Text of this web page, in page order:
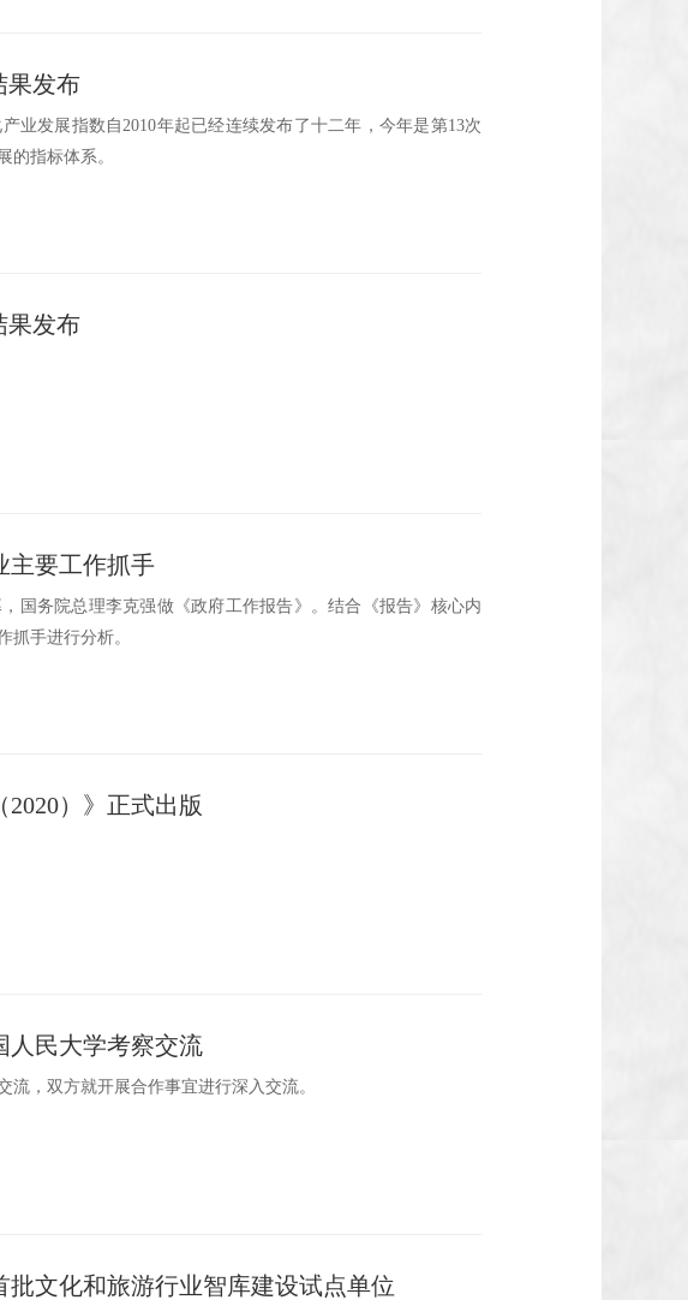
果发布
业发展指数自2010年起已经连续发布了十二年，今年是第13次
的指标体系。
果发布
主要工作抓手
国务院总理李克强做《政府工作报告》。结合《报告》核心内
抓手进行分析。
2020）》正式出版
人民大学考察交流
，双方就开展合作事宜进行深入交流。
文化和旅游行业智库建设试点单位